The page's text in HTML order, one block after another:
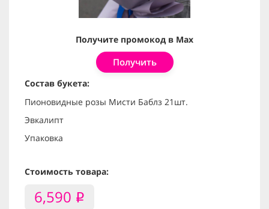
Получите промокод в Max
Получить
Состав букета:
Пионовидные розы Мисти Баблз 21шт.
Эвкалипт
Упаковка
Стоимость товара:
6,590 i